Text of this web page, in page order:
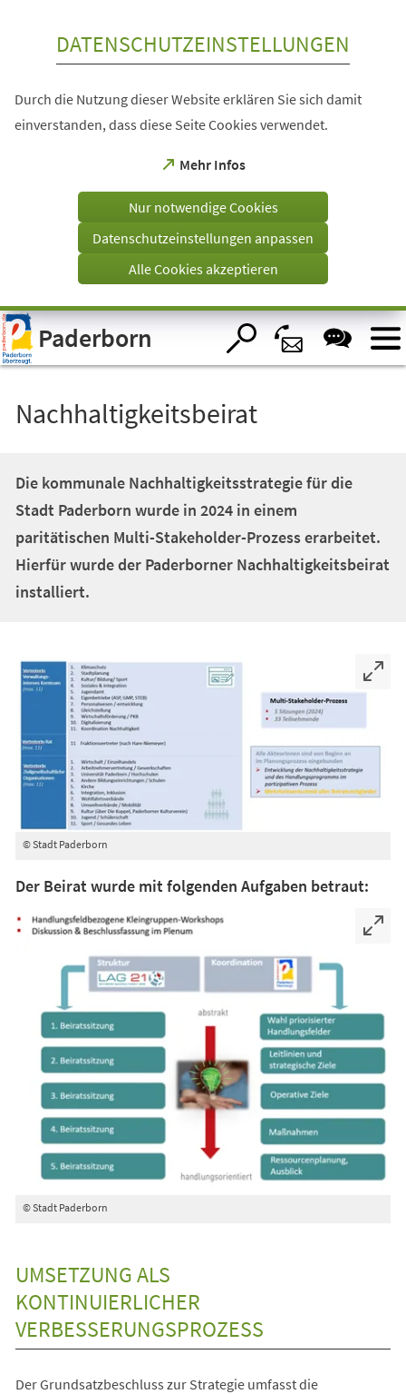
Visuelle
Assistenzsoftware
öffnen.
DATENSCHUTZEINSTELLUNGEN
Durch die Nutzung dieser Website erklären Sie sich damit
einverstanden, dass diese Seite Cookies verwendet.
Mehr Infos
(Öffnet
einem
Tab)
Nur notwendige Cookies
Datenschutzeinstellungen anpassen
Alle Cookies akzeptieren
Paderborn
Nachhaltigkeitsbeirat
Die kommunale Nachhaltigkeitsstrategie für die
Stadt Paderborn wurde in 2024 in einem
paritätischen Multi-Stakeholder-Prozess erarbeitet.
Hierfür wurde der Paderborner Nachhaltigkeitsbeirat
installiert.
© Stadt Paderborn
Der Beirat wurde mit folgenden Aufgaben betraut:
© Stadt Paderborn
UMSETZUNG ALS
KONTINUIERLICHER
VERBESSERUNGSPROZESS
Der Grundsatzbeschluss zur Strategie umfasst die